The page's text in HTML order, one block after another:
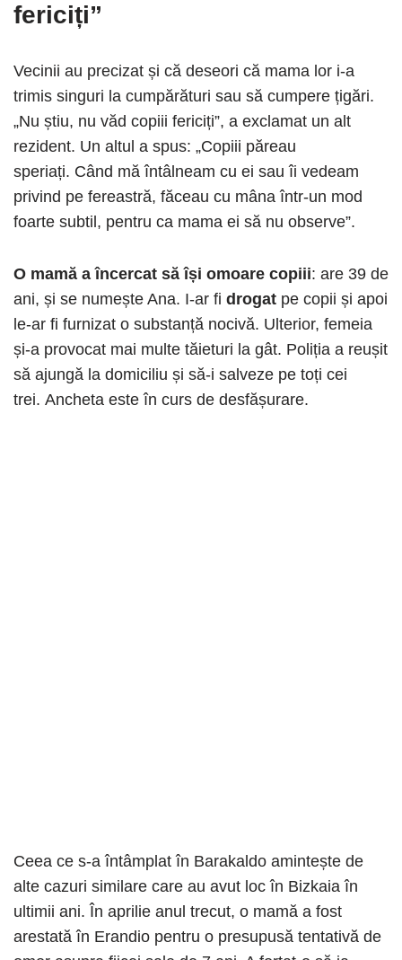
fericiți”
Vecinii au precizat și că deseori că mama lor i-a
trimis singuri la cumpărături sau să cumpere țigări.
„Nu știu, nu văd copiii fericiți”, a exclamat un alt
rezident. Un altul a spus: „Copiii păreau
speriați. Când mă întâlneam cu ei sau îi vedeam
privind pe fereastră, făceau cu mâna într-un mod
foarte subtil, pentru ca mama ei să nu observe”.
O mamă a încercat să își omoare copiii: are 39 de
ani, și se numește Ana. I-ar fi drogat pe copii și apoi
le-ar fi furnizat o substanță nocivă. Ulterior, femeia
și-a provocat mai multe tăieturi la gât. Poliția a reușit
să ajungă la domiciliu și să-i salveze pe toți cei
trei. Ancheta este în curs de desfășurare.
Ceea ce s-a întâmplat în Barakaldo amintește de
alte cazuri similare care au avut loc în Bizkaia în
ultimii ani. În aprilie anul trecut, o mamă a fost
arestată în Erandio pentru o presupusă tentativă de